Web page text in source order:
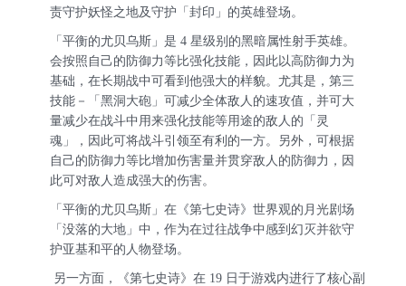
责守护妖怪之地及守护「封印」的英雄登场。
「平衡的尤贝乌斯」是 4 星级别的黑暗属性射手英雄。
会按照自己的防御力等比强化技能，因此以高防御力为
基础，在长期战中可看到他强大的样貌。尤其是，第三
技能－「黑洞大砲」可减少全体敌人的速攻值，并可大
量减少在战斗中用来强化技能等用途的敌人的「灵
魂」，因此可将战斗引领至有利的一方。另外，可根据
自己的防御力等比增加伤害量并贯穿敌人的防御力，因
此可对敌人造成强大的伤害。
「平衡的尤贝乌斯」在《第七史诗》世界观的月光剧场
「没落的大地」中，作为在过往战争中感到幻灭并欲守
护亚基和平的人物登场。
另一方面，《第七史诗》在 19 日于游戏内进行了核心副